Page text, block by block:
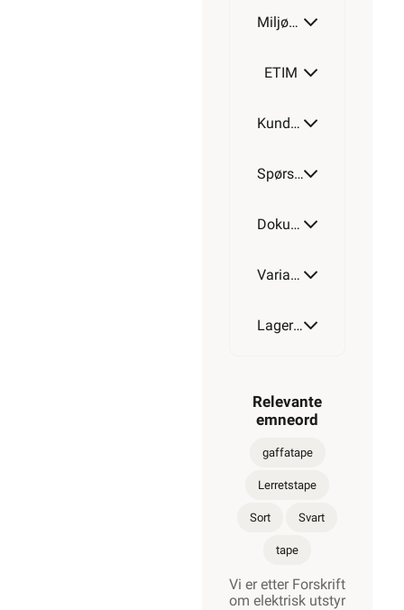
Miljøparametere
ETIM
Kundeomtale
Spørsmål og svar
Dokumentasjon
Varianter av artikkel
Lagerstatus
Relevante
emneord
gaffatape
Lerretstape
Sort Svart
tape
Vi er etter Forskrift
om elektrisk utstyr